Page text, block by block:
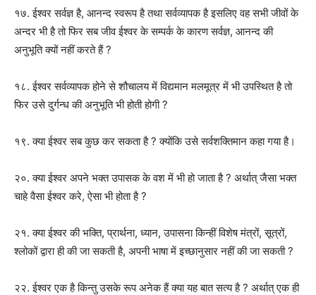
१७. ईश्वर सर्वज्ञ है, आनन्द स्वरूप है तथा सर्वव्यापक है इसलिए वह सभी जीवों के
अन्दर भी है तो फिर सब जीव ईश्वर के सम्पर्क के कारण सर्वज्ञ, आनन्द की
अनुभूति क्यों नहीं करते हैं ?
१८. ईश्वर सर्वव्यापक होने से शौचालय में विद्यमान मलमूत्र में भी उपस्थित है तो
फिर उसे दुर्गन्ध की अनुभूति भी होती होगी ?
१९. क्या ईश्वर सब कुछ कर सकता है ? क्योंकि उसे सर्वशक्तिमान कहा गया है।
२०. क्या ईश्वर अपने भक्त उपासक के वश में भी हो जाता है ? अर्थात् जैसा भक्त
चाहे वैसा ईश्वर करे, ऐसा भी होता है ?
२१. क्या ईश्वर की भक्ति, प्रार्थना, ध्यान, उपासना किन्हीं विशेष मंत्रों, सूत्रों,
श्लोकों द्वारा ही की जा सकती है, अपनी भाषा में इच्छानुसार नहीं की जा सकती ?
२२. ईश्वर एक है किन्तु उसके रूप अनेक हैं क्या यह बात सत्य है ? अर्थात् एक ही